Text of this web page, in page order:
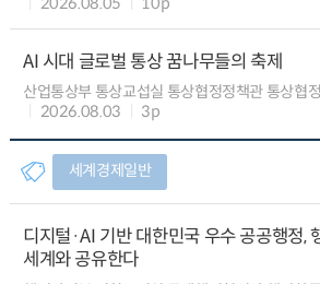
AI 시대 글로벌 통상 꿈나무들의 축제
산업통상부 통상교섭실 통상협정정책관 통상협
2026.08.03
3p
세계경제일반
디지털·AI 기반 대한민국 우수 공공행정,
세계와 공유한다